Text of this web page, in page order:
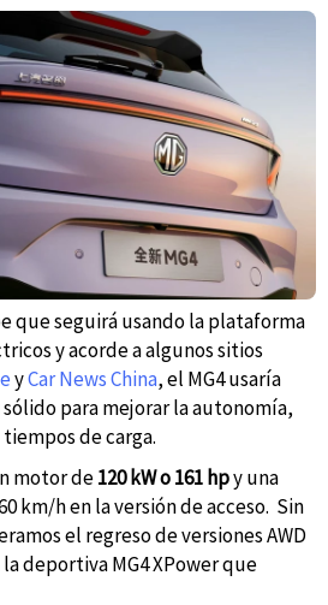
que seguirá usando la plataforma
y acorde a algunos sitios
yCar News China, el MG4 usaría
para mejorar la autonomía,
de carga.
motor de120 kW o 161 hpy una
km/h en la versión de acceso. Sin
el regreso de versiones AWD
deportiva MG4 XPower que